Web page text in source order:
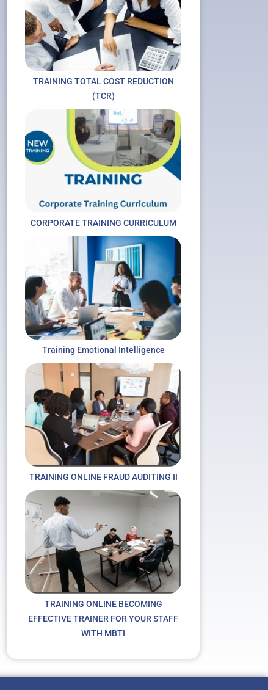
TRAINING TOTAL COST REDUCTION
(TCR)
CORPORATE TRAINING CURRICULUM
Training Emotional Intelligence
TRAINING ONLINE FRAUD AUDITING II
TRAINING ONLINE BECOMING
EFFECTIVE TRAINER FOR YOUR STAFF
WITH MBTI